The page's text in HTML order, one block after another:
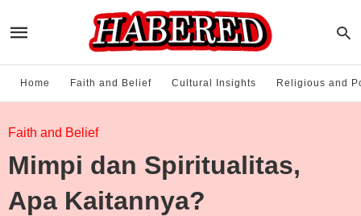
Home Faith and Belief Cultural Insights Religious and
Faith and Belief
Mimpi dan Spiritualitas,
Apa Kaitannya?